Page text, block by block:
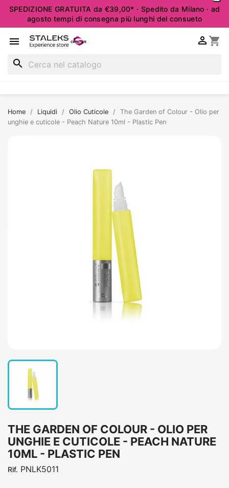
SPEDIZIONE GRATUITA da €39,00* · Spedito da Milano · ad
agosto tempi di consegna più lunghi del consueto
 shopping_cart

search
Home Liquidi Olio Cuticole
The Garden of Colour - Olio per
unghie e cuticole - Peach Nature 10ml - Plastic Pen
THE GARDEN OF COLOUR - OLIO PER
UNGHIE E CUTICOLE - PEACH NATURE
10ML - PLASTIC PEN
Rif. PNLK5011